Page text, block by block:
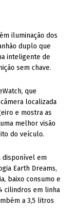
iluminação dos
duplo que
inteligente de
sem chave.
que
localizada
e mostra as
melhor visão
do veículo.
disponível em
Earth Dreams,
baixo consumo e
cilindros em linha
a 3,5 litros